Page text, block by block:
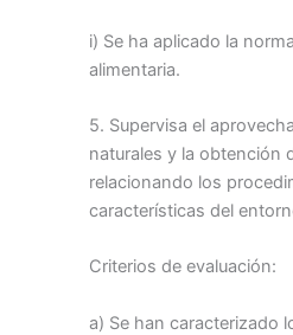
i) Se ha aplicado la
alimentaria.
5. Supervisa el
naturales y la obtención
relacionando los
características del
Criterios de evaluación:
a) Se han caracterizado